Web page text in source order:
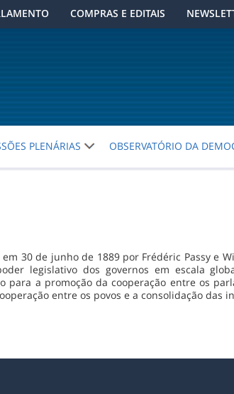
COMPRAS E EDITAIS
PLENÁRIAS OBSERVATÓRIO DA
30 de junho de 1889 por Frédéric Passy e
legislativo dos governos em escala
para a promoção da cooperação entre os
entre os povos e a consolidação